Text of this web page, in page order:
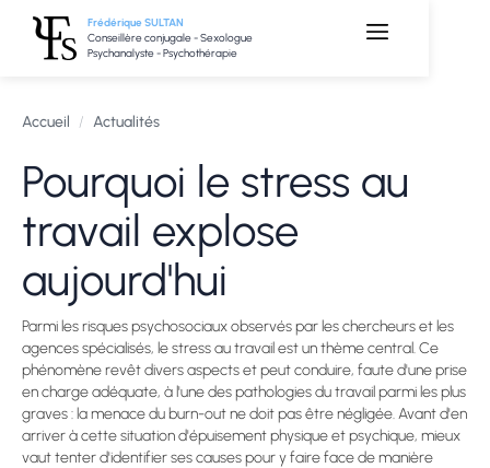
Frédérique SULTAN
Conseillère conjugale - Sexologue
Psychanalyste - Psychothérapie
Accueil / Actualités
Pourquoi le stress au
travail explose
aujourd'hui
Parmi les risques psychosociaux observés par les chercheurs et les
agences spécialisés, le stress au travail est un thème central. Ce
phénomène revêt divers aspects et peut conduire, faute d'une prise
en charge adéquate, à l'une des pathologies du travail parmi les plus
graves : la menace du burn-out ne doit pas être négligée. Avant d'en
arriver à cette situation d'épuisement physique et psychique, mieux
vaut tenter d'identifier ses causes pour y faire face de manière